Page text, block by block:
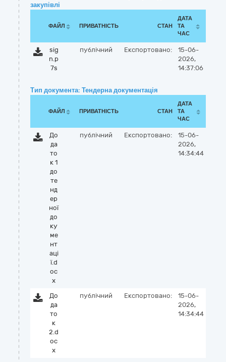
закупівлі
ФАЙЛ ПРИВАТНІСТЬ СТАН
ДАТА
ТА
ЧАС
sig
n.p
7s
публічний Експортовано:
15-06-
2026,
14:37:06
Тип документа: Тендерна документація
ФАЙЛ ПРИВАТНІСТЬ СТАН
ДАТА
ТА
ЧАС
До
да
то
к 1
до
те
нд
ер
ної
до
ку
ме
нт
аці
ї.d
oc
x
публічний Експортовано:
15-06-
2026,
14:34:44
До
да
то
к
2.d
oc
x
публічний Експортовано:
15-06-
2026,
14:34:44